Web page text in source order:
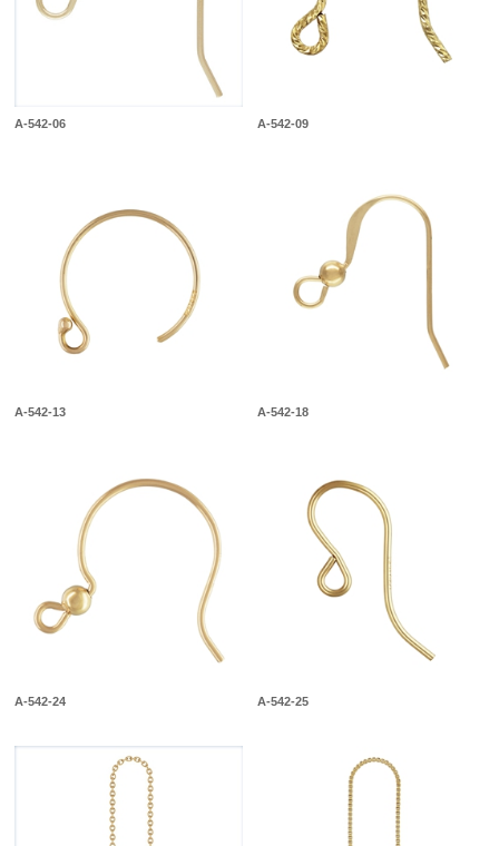
A-542-06 A-542-09
A-542-13 A-542-18
A-542-24 A-542-25